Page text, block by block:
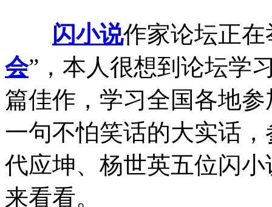
闪小说作家论坛正
会”，本人很想到论坛学
篇佳作，学习全国各地
一句不怕笑话的大实话
代应坤、杨世英五位闪
来看看。